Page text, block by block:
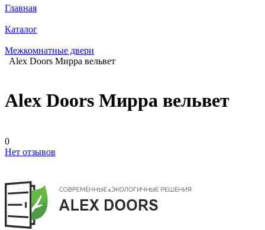
Главная
Каталог
Межкомнатные двери
Alex Doors Мирра вельвет
Alex Doors Мирра вельвет
0
Нет отзывов